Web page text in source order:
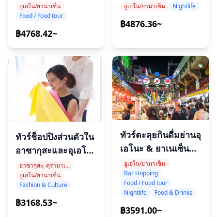
อูเอโน/ยานาเซ็น
Food / Food tour
฿4768.42~
อูเอโน/ยานาเซ็น Nightlife
฿4876.36~
ทัวร์ช็อปปิงส่วนตัวใน
อาซากุสะและอุเอโนะ
กับผู้เชี่ยวชาญด้าน
ภาพลักษณ์
อาซากุสะ, คุรามาเอะ, โอชิอาเกะ
อูเอโน/ยานาเซ็น
Fashion & Culture
฿3168.53~
ทัวร์ตะลุยกินดื่มย่านอุ
เอโนะ & ยาเนเซ็น
ยามค่ำคืน
อูเอโน/ยานาเซ็น
Bar Hopping
Food / Food tour
Nightlife
Food & Drinks
฿3591.00~